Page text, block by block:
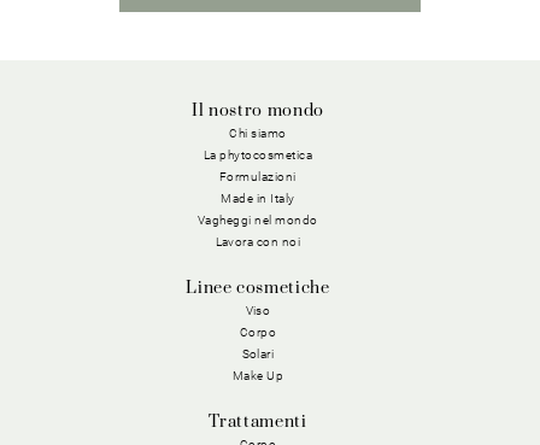
Il nostro mondo
Chi siamo
La phytocosmetica
Formulazioni
Made in Italy
Vagheggi nel mondo
Lavora con noi
Linee cosmetiche
Viso
Corpo
Solari
Make Up
Trattamenti